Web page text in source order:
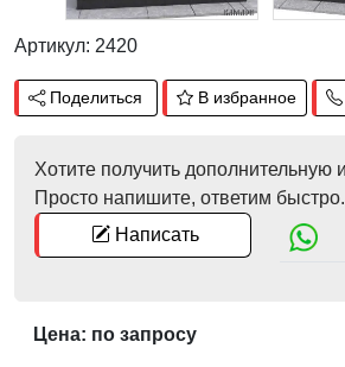
Артикул: 2420
Поделиться В избранное
Хотите получить
Просто напишите, ответим быстро.
Написать
Цена: по запросу